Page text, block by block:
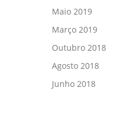
Maio 2019
Março 2019
Outubro 2018
Agosto 2018
Junho 2018